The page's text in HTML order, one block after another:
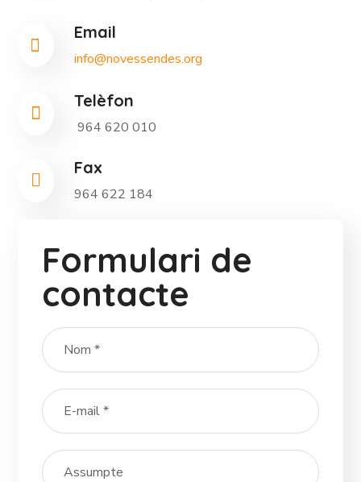
Email
info@novessendes.org
Telèfon
964 620 010
Fax
964 622 184
Formulari de
contacte